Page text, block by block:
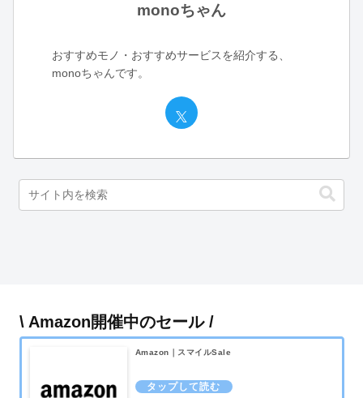
monoちゃん
おすすめモノ・おすすめサービスを紹介する、
monoちゃんです。
\ Amazon開催中のセール /
Amazon｜スマイルSale